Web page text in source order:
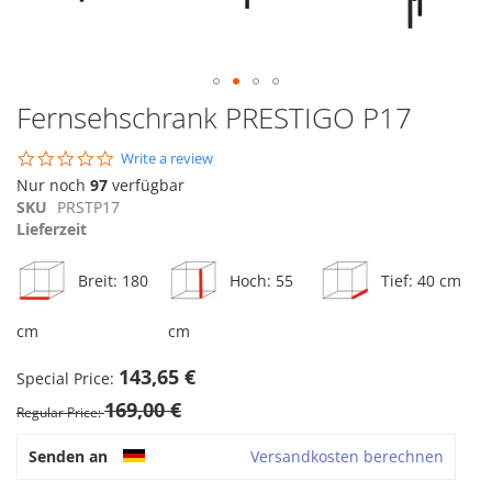
Zum
Anfang
der
Bildgalerie
springen
Fernsehschrank PRESTIGO P17
0.0
star
rating
Write a review
Nur noch 97 verfügbar
SKU PRSTP17
Lieferzeit
Breit: 180
cm
Hoch: 55
cm
Tief: 40 cm
Special Price 143,65 €
Regular Price 169,00 €
Senden an Versandkosten berechnen